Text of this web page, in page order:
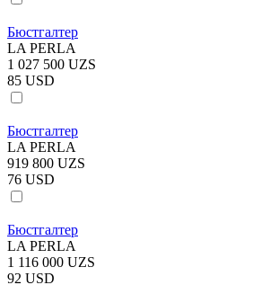
Бюстгалтер
LA PERLA
1 027 500 UZS
85 USD
Бюстгалтер
LA PERLA
919 800 UZS
76 USD
Бюстгалтер
LA PERLA
1 116 000 UZS
92 USD